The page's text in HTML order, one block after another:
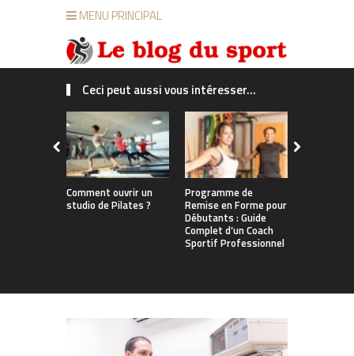
MENU PRINCIPAL
Ceci peut aussi vous intéresser...
Comment ouvrir un
studio de Pilates ?
Programme de
Remise en Forme pour
Débutants : Guide
Complet d’un Coach
Sportif Professionnel